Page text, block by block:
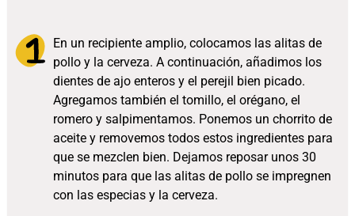
En un recipiente amplio, colocamos las alitas de
pollo y la cerveza. A continuación, añadimos los
dientes de ajo enteros y el perejil bien picado.
Agregamos también el tomillo, el orégano, el
romero y salpimentamos. Ponemos un chorrito de
aceite y removemos todos estos ingredientes para
que se mezclen bien. Dejamos reposar unos 30
minutos para que las alitas de pollo se impregnen
con las especias y la cerveza.